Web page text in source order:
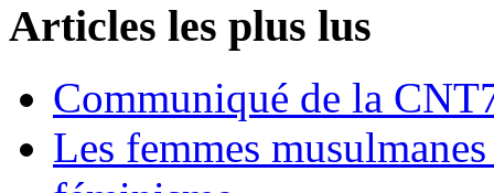
Articles les plus lus
Communiqué de la
Les femmes